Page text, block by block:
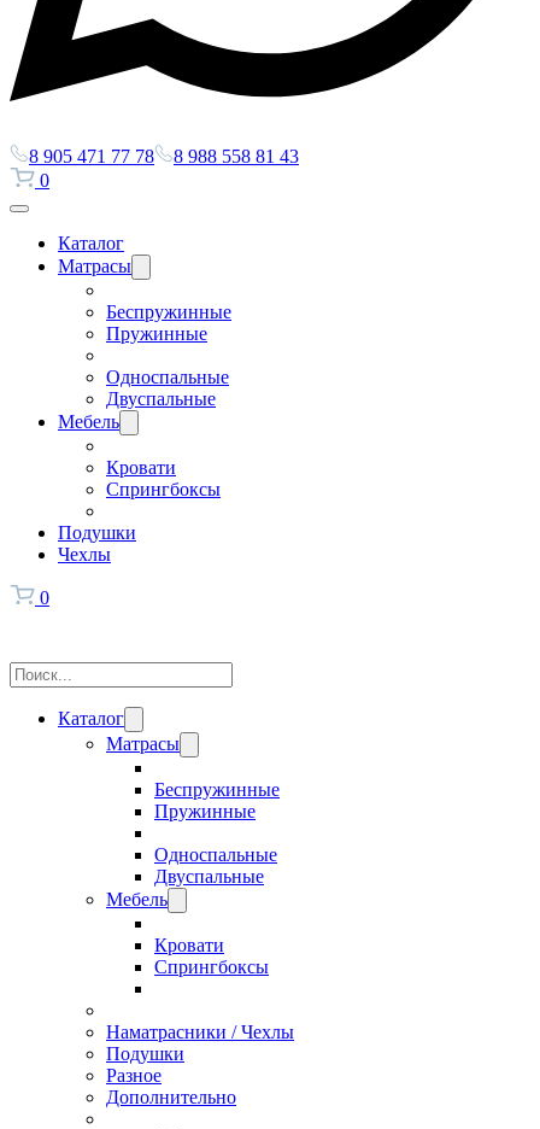
8 905 471 77 78
8 988 558 81 43
0
Каталог
Матрасы
Беспружинные
Пружинные
Односпальные
Двуспальные
Мебель
Кровати
Спрингбоксы
Подушки
Чехлы
0
Поиск
Каталог
Матрасы
Беспружинные
Пружинные
Односпальные
Двуспальные
Мебель
Кровати
Спрингбоксы
Наматрасники / Чехлы
Подушки
Разное
Дополнительно